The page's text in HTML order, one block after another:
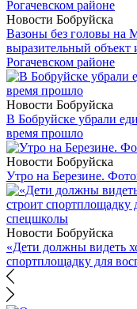
Новости Бобруйска
Вазоны без головы на
выразительный объект
Рогачевском районе
Новости Бобруйска
В Бобруйске убрали
время прошло
Новости Бобруйска
Утро на Березине.
Новости Бобруйска
«Дети должны видеть
спортплощадку для